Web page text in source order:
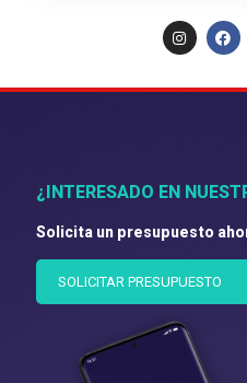
¿INTERESADO EN
Solicita un presupuesto
SOLICITAR PRESUPUESTO